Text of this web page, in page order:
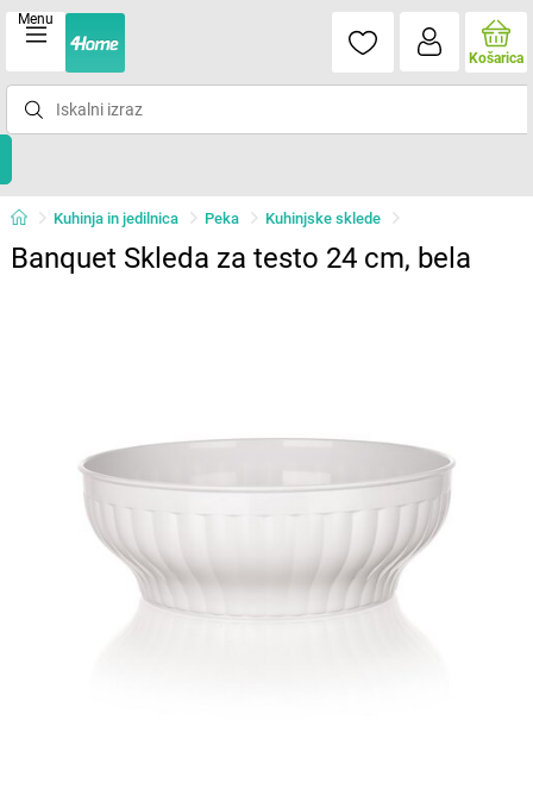
Menu
Košarica
Kuhinja in jedilnica Peka Kuhinjske sklede
Banquet Skleda za testo 24 cm, bela